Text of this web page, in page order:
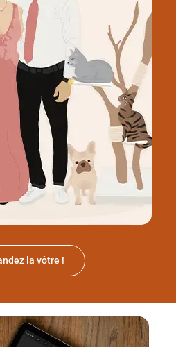
la vôtre !